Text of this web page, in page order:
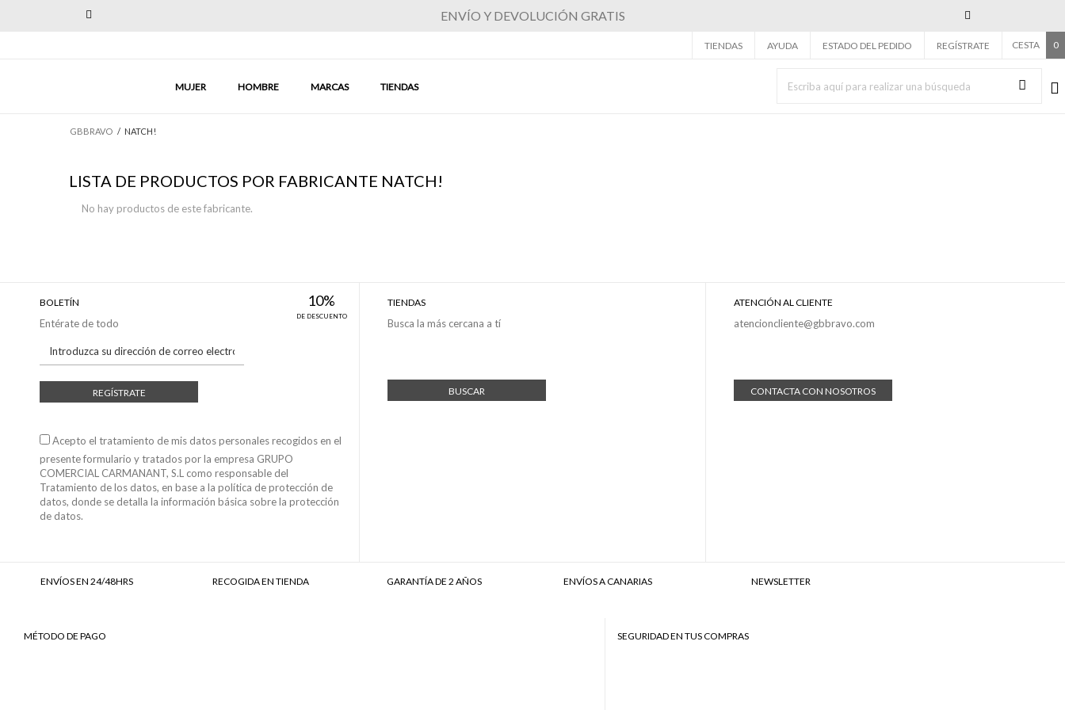
ENVÍO Y DEVOLUCIÓN GRATIS
CESTA 0
REGÍSTRATE
ESTADO DEL PEDIDO
AYUDA
TIENDAS
MUJER HOMBRE MARCAS TIENDAS
GBBRAVO / NATCH!
LISTA DE PRODUCTOS POR FABRICANTE NATCH!
No hay productos de este fabricante.
10%
DE DESCUENTO
BOLETÍN
Entérate de todo
REGÍSTRATE
Acepto el tratamiento de mis datos personales recogidos en el
presente formulario y tratados por la empresa GRUPO
COMERCIAL CARMANANT, S.L como responsable del
Tratamiento de los datos, en base a la política de protección de
datos, donde se detalla la información básica sobre la protección
de datos.
TIENDAS
Busca la más cercana a tí
BUSCAR
ATENCIÓN AL CLIENTE
atencioncliente@gbbravo.com
CONTACTA CON NOSOTROS
ENVÍOS EN 24/48HRS RECOGIDA EN TIENDA GARANTÍA DE 2 AÑOS ENVÍOS A CANARIAS NEWSLETTER
MÉTODO DE PAGO SEGURIDAD EN TUS COMPRAS